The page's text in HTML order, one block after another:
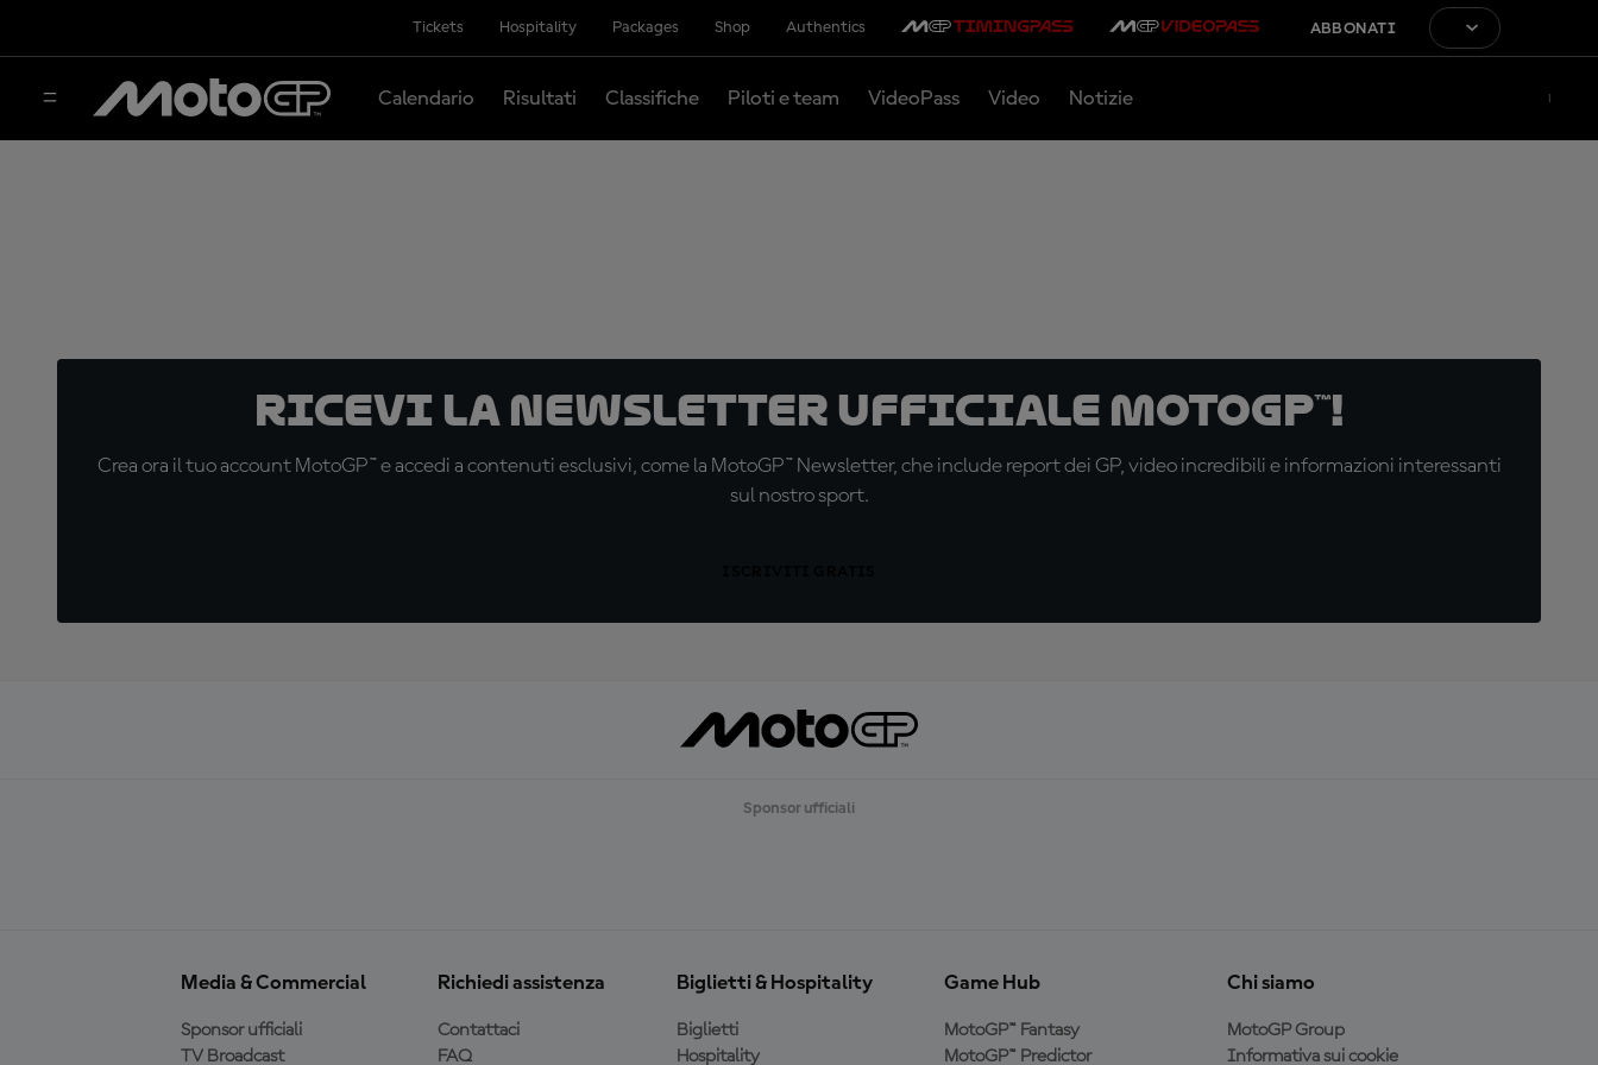
Tickets Hospitality Packages Shop Authentics ABBONATI
Calendario Risultati Classifiche Piloti e team VideoPass Video Notizie
Ricevi la newsletter ufficiale MotoGP™!
Crea ora il tuo account MotoGP™ e accedi a contenuti esclusivi, come la MotoGP™ Newsletter, che include report dei GP, video incredibili e informazioni interessanti
sul nostro sport.
Sponsor ufficiali
Media & Commercial
Sponsor ufficiali
TV Broadcast
Richiedi assistenza
Contattaci
FAQ
Biglietti & Hospitality
Biglietti
Hospitality
Game Hub
MotoGP™ Fantasy
MotoGP™ Predictor
Chi siamo
MotoGP Group
Informativa sui cookie